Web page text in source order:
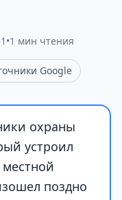
•1 мин чтения
Google
охраны
устроил
поздно